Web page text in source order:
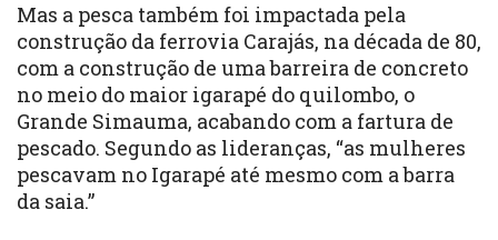
Mas a pesca também foi impactada pela
construção da ferrovia Carajás, na década de 80,
com a construção de uma barreira de concreto
no meio do maior igarapé do quilombo, o
Grande Simauma, acabando com a fartura de
pescado. Segundo as lideranças, “as mulheres
pescavam no Igarapé até mesmo com a barra
da saia.”